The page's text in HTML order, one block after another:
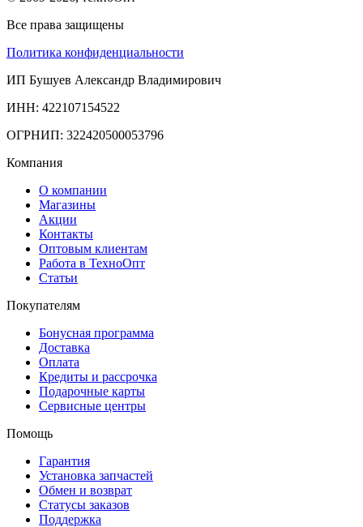
Все права защищены
Политика конфиденциальности
ИП Бушуев Александр Владимирович
ИНН: 422107154522
ОГРНИП: 322420500053796
Компания
О компании
Магазины
Акции
Контакты
Оптовым клиентам
Работа в ТехноОпт
Статьи
Покупателям
Бонусная программа
Доставка
Оплата
Кредиты и рассрочка
Подарочные карты
Сервисные центры
Помощь
Гарантия
Установка запчастей
Обмен и возврат
Статусы заказов
Поддержка